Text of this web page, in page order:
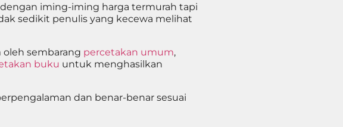
dengan iming-iming harga termurah tapi
sedikit penulis yang kecewa melihat
sembarang percetakan umum,
buku untuk menghasilkan
dan benar-benar sesuai